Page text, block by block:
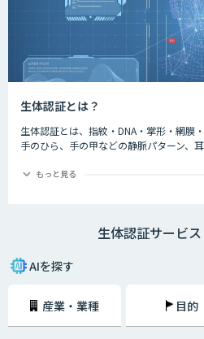
生体認証とは？
生体認証とは、指紋・DNA・掌形・網膜
手のひら、手の甲などの静脈パターン、
し、センサーなどで取得した情報を比
と。 画像レベルの認証から生体反応の
もっと見る
生体認証サービ
AIを探す
産業・業種 目的